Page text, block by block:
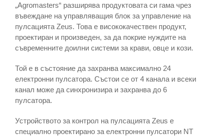
„Agromasters“ разширява продуктовата си гама чрез
въвеждане на управляващия блок за управление на
пулсацията Zeus. Това е висококачествен продукт,
проектиран и произведен, за да покрие нуждите на
съвременните доилни системи за крави, овце и кози.
Той е в състояние да захранва максимално 24
електронни пулсатора. Състои се от 4 канала и всеки
канал може да синхронизира и захранва до 6
пулсатора.
Устройството за контрол на пулсацията Zeus е
специално проектирано за електронни пулсатори NT